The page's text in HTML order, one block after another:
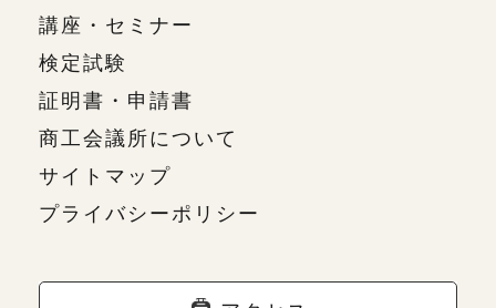
講座・セミナー
検定試験
証明書・申請書
商工会議所について
サイトマップ
プライバシーポリシー